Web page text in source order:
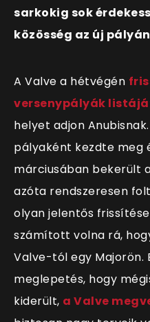
sarkokig sok
közösség az új
A Valve a hétvégén
versenypályák
helyet adjon
pályaként kezdte meg
márciusában bekerült
azóta rendszeresen
olyan jelentős
számított volna rá,
Valve-tól egy Majorön.
meglepetés, hogy
kiderült, a Valve